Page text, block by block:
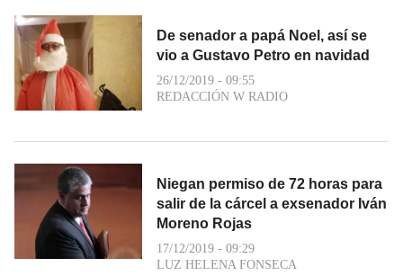
De senador a papá Noel, así se
vio a Gustavo Petro en navidad
26/12/2019 - 09:55
REDACCIÓN W RADIO
Niegan permiso de 72 horas para
salir de la cárcel a exsenador Iván
Moreno Rojas
17/12/2019 - 09:29
LUZ HELENA FONSECA